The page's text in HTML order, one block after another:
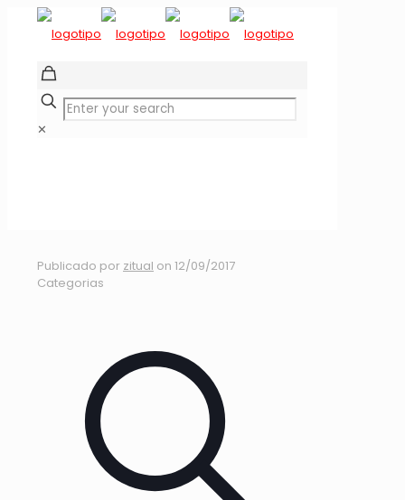
✕
Publicado por zitual on 12/09/2017
Categorias